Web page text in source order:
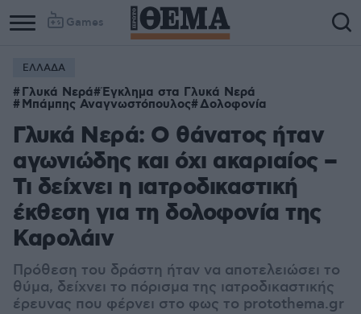
Games
Column
1
Column
2
ΕΛΛΑΔΑ
Γλυκά Νερά Έγκλημα στα Γλυκά Νερά
Μπάμπης Αναγνωστόπουλος Δολοφονία
Γλυκά Νερά: Ο θάνατος ήταν
αγωνιώδης και όχι ακαριαίος –
Τι δείχνει η ιατροδικαστική
έκθεση για τη δολοφονία της
Καρολάιν
Πρόθεση του δράστη ήταν να αποτελειώσει το
θύμα, δείχνει το πόρισμα της ιατροδικαστικής
έρευνας που φέρνει στο φως το protothema.gr